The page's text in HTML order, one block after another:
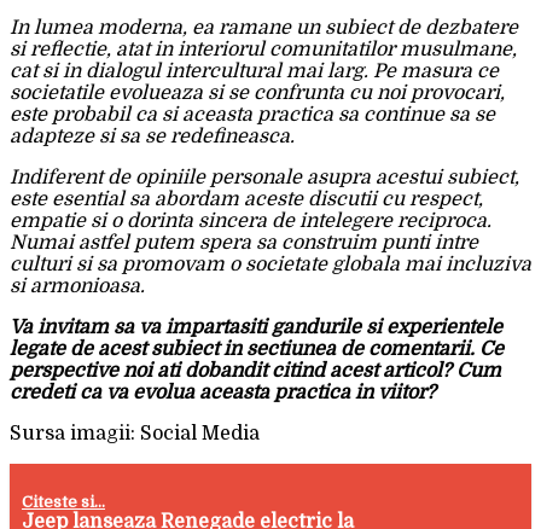
In lumea moderna, ea ramane un subiect de dezbatere
si reflectie, atat in interiorul comunitatilor musulmane,
cat si in dialogul intercultural mai larg. Pe masura ce
societatile evolueaza si se confrunta cu noi provocari,
este probabil ca si aceasta practica sa continue sa se
adapteze si sa se redefineasca.
Indiferent de opiniile personale asupra acestui subiect,
este esential sa abordam aceste discutii cu respect,
empatie si o dorinta sincera de intelegere reciproca.
Numai astfel putem spera sa construim punti intre
culturi si sa promovam o societate globala mai incluziva
si armonioasa.
Va invitam sa va impartasiti gandurile si experientele
legate de acest subiect in sectiunea de comentarii. Ce
perspective noi ati dobandit citind acest articol? Cum
credeti ca va evolua aceasta practica in viitor?
Sursa imagii: Social Media
Citeste si...
Jeep lanseaza Renegade electric la